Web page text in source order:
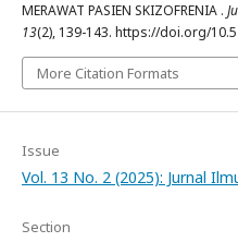
MERAWAT PASIEN SKIZOFRENIA .
13(2), 139-143. https://doi.org/
More Citation Formats
Issue
Vol. 13 No. 2 (2025): Jurnal
Section